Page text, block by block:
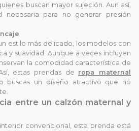
buscan mayor sujeción. Aun así,
necesaria para no generar presión
estilo más delicado, los modelos con
y suavidad. Aunque a veces incluyen
la comodidad característica de
estas prendas de ropa maternal
buscas un diseño atractivo que no
entre un calzón maternal y
convencional, esta prenda está